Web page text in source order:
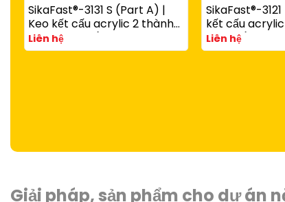
SikaFast®-3131 S (Part A) |
Keo kết cấu acrylic 2 thành
phần đóng rắn nhanh dùng
với SikaFast®-3081 N (Part B)
Liên hệ
SikaFast®-
kết cấu
đóng rắn
SikaFast®-
Liên hệ
Giải pháp, sản phẩm cho dự án